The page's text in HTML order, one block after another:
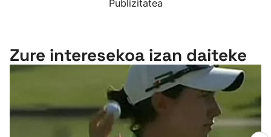
Publizitatea
Zure interesekoa izan daiteke